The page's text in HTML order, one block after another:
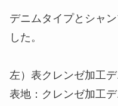
デニムタイプとシャ
した。
左）表クレンゼ加工
表地：クレンゼ加工